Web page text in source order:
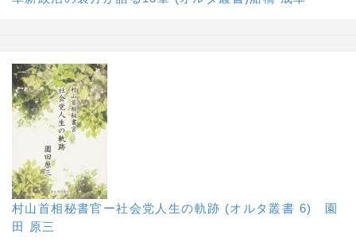
村山首相秘書官ー社会党人生の軌跡 (オルタ叢書 6) 園
田 原三